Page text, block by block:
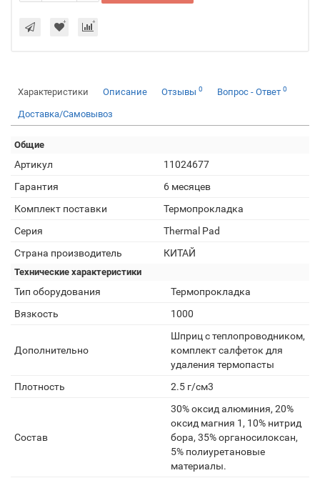
Характеристики Описание Отзывы 0 Вопрос - Ответ 0
Доставка/Самовывоз
Общие
Артикул
11024677
Гарантия
6 месяцев
Комплект поставки
Термопрокладка
Серия
Thermal Pad
Страна производитель
КИТАЙ
Технические характеристики
Тип оборудования
Термопрокладка
Вязкость
1000
Дополнительно
Шприц с теплопроводником,
комплект салфеток для
удаления термопасты
Плотность
2.5 г/см3
Состав
30% оксид алюминия, 20%
оксид магния 1, 10% нитрид
бора, 35% органосилоксан,
5% полиуретановые
материалы.